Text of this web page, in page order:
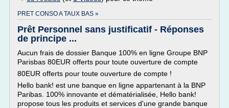
PRET CONSO A TAUX BAS »
Prêt Personnel sans justificatif - Réponses
de principe ...
Aucun frais de dossier Banque 100% en ligne Groupe BNP
Parisbas 80EUR offerts pour toute ouverture de compte
80EUR offerts pour toute ouverture de compte !
Hello bank! est une banque en ligne appartenant à la BNP
Paribas. 100% innovante et dématérialisée, Hello bank!
propose tous les produits et services d'une grande banque